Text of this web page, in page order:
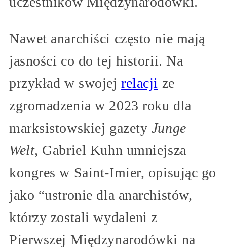
Nawet anarchiści często nie mają
jasności co do tej historii. Na
przykład w swojejrelacji ze
zgromadzenia w 2023 roku dla
marksistowskiej gazety Junge
Welt, Gabriel Kuhn umniejsza
kongres w Saint-Imier, opisując go
jako “ustronie dla anarchistów,
którzy zostali wydaleni z
Pierwszej Międzynarodówki na